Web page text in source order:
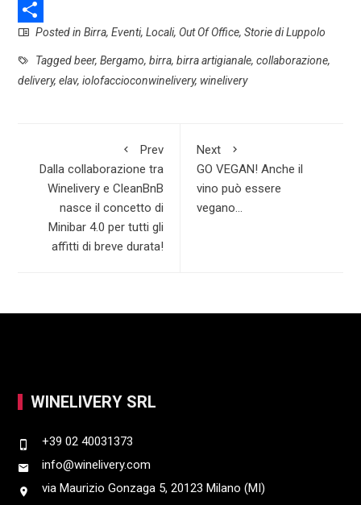
c
e
b
o
h
a
t
s
L
i
n
k
S
h
a
Posted inBirra,Eventi,Locali, Out Of Office,Storie di Luppolo
Taggedbeer,Bergamo,birra,birra artigianale,collaborazione,
delivery,elav,iolofaccioconwinelivery, winelivery
Prev
Dalla collaborazione tra
Winelivery e CleanBnB
nasce il concetto di
Minibar 4.0 per tutti gli
affitti di breve durata!
Next
GO VEGAN! Anche il
vino può essere
vegano…
WINELIVERY SRL
+39 02 40031373
info@winelivery.com
via Maurizio Gonzaga 5, 20123 Milano (MI)